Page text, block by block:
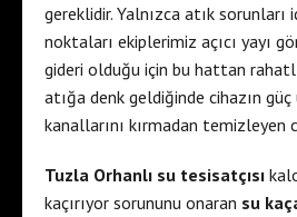
gereklidir. Yalnızca atık
noktaları ekiplerimiz açıcı yayı
gideri olduğu için bu hattan
atığa denk geldiğinde cihazın
kanallarını kırmadan temizleyen
Tuzla Orhanlı su tesisatçısı
kaçırıyor sorununu onaran su